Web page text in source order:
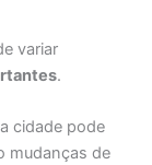
variar
.
cidade pode
mudanças de